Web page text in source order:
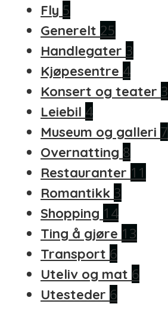
Fly 5
Generelt 25
Handlegater 3
Kjøpesentre 4
Konsert og teater 3
Leiebil 4
Museum og galleri 7
Overnatting 8
Restauranter 11
Romantikk 3
Shopping 14
Ting å gjøre 13
Transport 6
Uteliv og mat 6
Utesteder 6